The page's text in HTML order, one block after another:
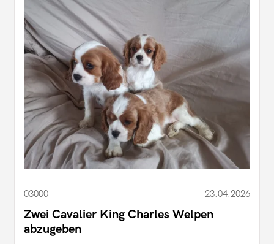
03000 23.04.2026
Zwei Cavalier King Charles Welpen
abzugeben